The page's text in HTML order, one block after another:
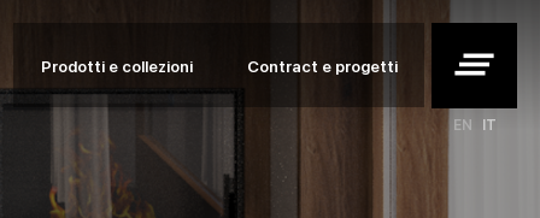
Prodotti e collezioni Contract e progetti clear_all
EN IT